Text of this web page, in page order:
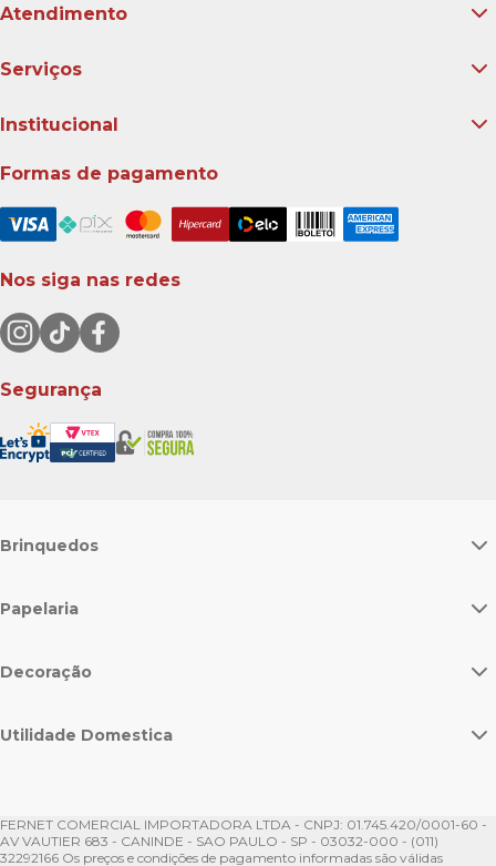
Atendimento
Serviços
Institucional
Formas de pagamento
Nos siga nas redes
Segurança
Brinquedos
Papelaria
Decoração
Utilidade Domestica
FERNET COMERCIAL IMPORTADORA LTDA - CNPJ: 01.745.420/0001-60 -
AV VAUTIER 683 - CANINDE - SAO PAULO - SP - 03032-000 - (011)
32292166 Os preços e condições de pagamento informadas são válidas